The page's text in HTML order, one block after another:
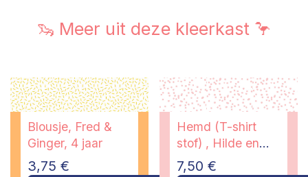
🦦 Meer uit deze kleerkast 🦩
Blousje, Fred &
Ginger, 4 jaar
3,75 €
Hemd (T-shirt
stof) , Hilde en
Co, 3 jaar
7,50 €